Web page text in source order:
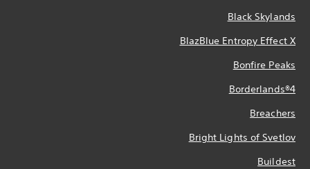
Black Skylands
BlazBlue Entropy Effect X
Bonfire Peaks
Borderlands®4
Breachers
Bright Lights of Svetlov
Buildest